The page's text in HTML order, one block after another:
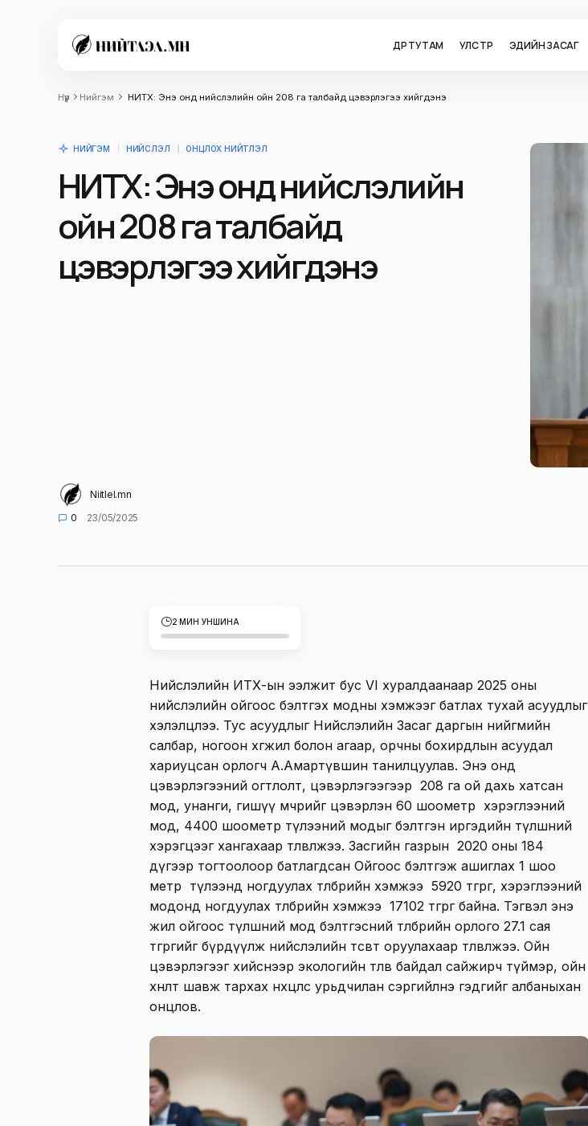
ӨДӨР ТУТАМ УЛС ТӨР ЭДИЙН ЗАСАГ
Нүүр Нийгэм НИТХ: Энэ онд нийслэлийн ойн 208 га талбайд цэвэрлэгээ хийгдэнэ
НИЙГЭМ НИЙСЛЭЛ ОНЦЛОХ НИЙТЛЭЛ
НИТХ: Энэ онд нийслэлийн
ойн 208 га талбайд
цэвэрлэгээ хийгдэнэ
Niitlel.mn
0
23/05/2025
2 МИН УНШИНА
Нийслэлийн ИТХ-ын ээлжит бус VI хуралдаанаар 2025 оны
нийслэлийн ойгоос бэлтгэх модны хэмжээг батлах тухай асуудлыг
хэлэлцлээ. Тус асуудлыг Нийслэлийн Засаг даргын нийгмийн
салбар, ногоон хөгжил болон агаар, орчны бохирдлын асуудал
хариуцсан орлогч А.Амартүвшин танилцуулав. Энэ онд
цэвэрлэгээний огтлолт, цэвэрлэгээгээр 208 га ой дахь хатсан
мод, унанги, гишүү мөчрийг цэвэрлэн 60 шоометр хэрэглээний
мод, 4400 шоометр түлээний модыг бэлтгэн иргэдийн түлшний
хэрэгцээг хангахаар төлөвлөжээ. Засгийн газрын 2020 оны 184
дүгээр тогтоолоор батлагдсан Ойгоос бэлтгэж ашиглах 1 шоо
метр түлээнд ногдуулах төлбөрийн хэмжээ 5920 төгрөг, хэрэглээний
модонд ногдуулах төлбөрийн хэмжээ 17102 төгрөг байна. Тэгвэл энэ
жил ойгоос түлшний мод бэлтгэсний төлбөрийн орлого 27.1 сая
төгрөгийг бүрдүүлж нийслэлийн төсөвт оруулахаар төлөвлөжээ. Ойн
цэвэрлэгээг хийснээр экологийн төлөв байдал сайжирч түймэр, ойн
хөнөөлт шавж тархах нөхцөлөөс урьдчилан сэргийлнэ гэдгийг албаныхан
онцлов.